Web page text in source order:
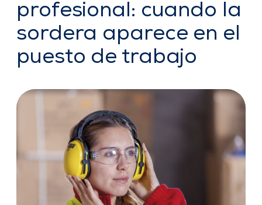
profesional: cuando la
sordera aparece en el
puesto de trabajo